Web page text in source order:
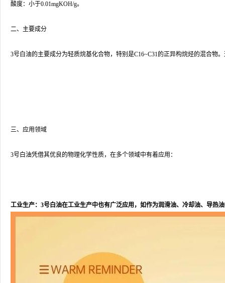
酸度：小于0.01mgKOH/g。
二、主要成分
3号白油的主要成分为轻质烷基化合物，特别是C16~C31的正异构烷烃的混合物
三、应用领域
3号白油凭借其优良的物理化学性质，在多个领域中有着应用：
工业生产：3号白油在工业生产中也有广泛应用，如作为润滑油、冷却油、导热